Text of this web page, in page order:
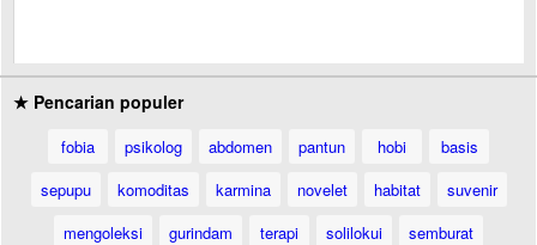
★ Pencarian populer
fobia psikolog abdomen pantun hobi
basis
sepupu
komoditas karmina novelet habitat
suvenir
mengoleksi
gurindam terapi solilokui
semburat